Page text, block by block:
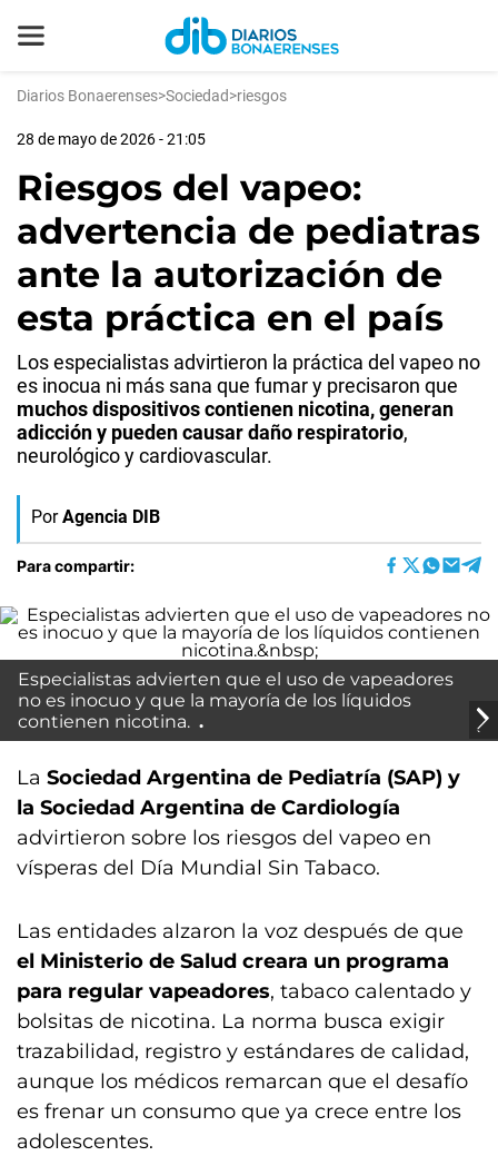
Diarios Bonaerenses>Sociedad>riesgos
28 de mayo de 2026 - 21:05
Riesgos del vapeo:
advertencia de pediatras
ante la autorización de
esta práctica en el país
Los especialistas advirtieron la práctica del vapeo no
es inocua ni más sana que fumar y precisaron que
muchos dispositivos contienen nicotina, generan
adicción y pueden causar daño respiratorio,
neurológico y cardiovascular.
Por Agencia DIB
Para compartir:
Especialistas advierten que el uso de vapeadores
no es inocuo y que la mayoría de los líquidos
contienen nicotina.
La Sociedad Argentina de Pediatría (SAP) y
la Sociedad Argentina de Cardiología
advirtieron sobre los riesgos del vapeo en
vísperas del Día Mundial Sin Tabaco.
Las entidades alzaron la voz después de que
el Ministerio de Salud creara un programa
para regular vapeadores, tabaco calentado y
bolsitas de nicotina. La norma busca exigir
trazabilidad, registro y estándares de calidad,
aunque los médicos remarcan que el desafío
es frenar un consumo que ya crece entre los
adolescentes.